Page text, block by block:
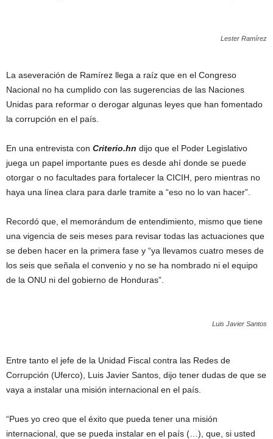
Lester Ramírez
La aseveración de Ramírez llega a raíz que en el Congreso
Nacional no ha cumplido con las sugerencias de las Naciones
Unidas para reformar o derogar algunas leyes que han fomentado
la corrupción en el país.
En una entrevista con Criterio.hn dijo que el Poder Legislativo
juega un papel importante pues es desde ahí donde se puede
otorgar o no facultades para fortalecer la CICIH, pero mientras no
haya una línea clara para darle tramite a “eso no lo van hacer”.
Recordó que, el memorándum de entendimiento, mismo que tiene
una vigencia de seis meses para revisar todas las actuaciones que
se deben hacer en la primera fase y “ya llevamos cuatro meses de
los seis que señala el convenio y no se ha nombrado ni el equipo
de la ONU ni del gobierno de Honduras”.
Luis Javier Santos
Entre tanto el jefe de la Unidad Fiscal contra las Redes de
Corrupción (Uferco), Luis Javier Santos, dijo tener dudas de que se
vaya a instalar una misión internacional en el país.
“Pues yo creo que el éxito que pueda tener una misión
internacional, que se pueda instalar en el país (…), que, si usted